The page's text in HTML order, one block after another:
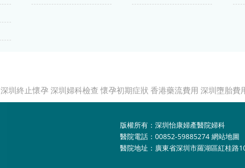
深圳終止懷孕 深圳婦科檢查 懷孕初期症狀 香港藥流費用 深圳墮胎費
版權所有：深圳怡康婦產醫院婦科
醫院電話：00852-59885274 網站地圖
醫院地址：廣東省深圳市羅湖區紅桂路